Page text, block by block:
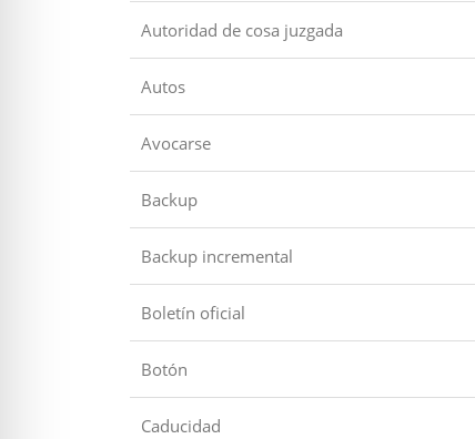
Autoridad de cosa juzgada
Autos
Avocarse
Backup
Backup incremental
Boletín oficial
Botón
Caducidad